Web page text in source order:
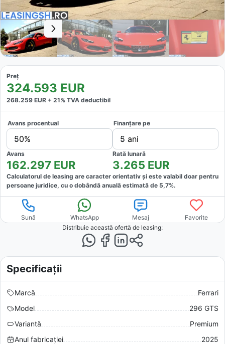
Preț
324.593 EUR
268.259 EUR + 21% TVA deductibil
Avans procentual
50%
Finanțare pe
5 ani
Avans
162.297 EUR
Rată lunară
3.265 EUR
Calculatorul de leasing are caracter orientativ și este valabil doar pentru
persoane juridice, cu o dobândă anuală estimată de 5,7%.
Sună WhatsApp Mesaj
Favorite
Distribuie această ofertă de leasing:
Specificații
Marcă
Ferrari
Model
296 GTS
Variantă
Premium
Anul fabricației
2025